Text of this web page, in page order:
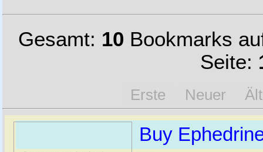
Gesamt: 10 Bookmarks
Seite:
Erste Neuer
Buy